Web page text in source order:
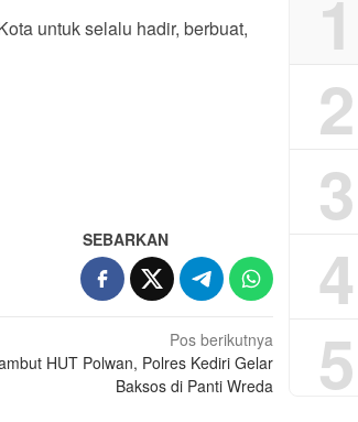
untuk selalu hadir, berbuat,
SEBARKAN
Pos berikutnya
HUT Polwan, Polres Kediri Gelar
Baksos di Panti Wreda
1
2
3
4
5